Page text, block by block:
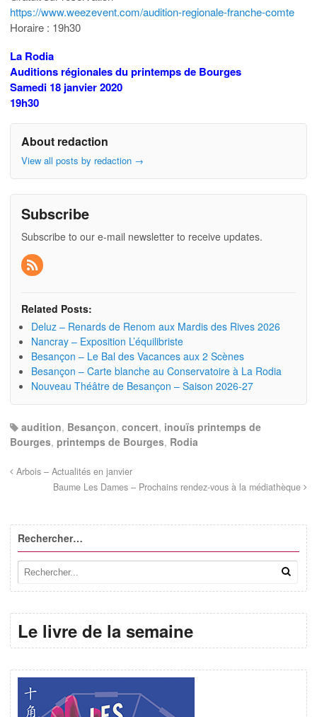
https://www.weezevent.com/audition-regionale-franche-comte
Horaire : 19h30
La Rodia
Auditions régionales du printemps de Bourges
Samedi 18 janvier 2020
19h30
About redaction
View all posts by redaction →
Subscribe
Subscribe to our e-mail newsletter to receive updates.
Related Posts:
Deluz – Renards de Renom aux Mardis des Rives 2026
Nancray – Exposition L’équilibriste
Besançon – Le Bal des Vacances aux 2 Scènes
Besançon – Carte blanche au Conservatoire à La Rodia
Nouveau Théâtre de Besançon – Saison 2026-27
audition, Besançon, concert, inouïs printemps de
Bourges, printemps de Bourges, Rodia
Arbois – Actualités en janvier
Baume Les Dames – Prochains rendez-vous à la médiathèque
Rechercher…
Le livre de la semaine